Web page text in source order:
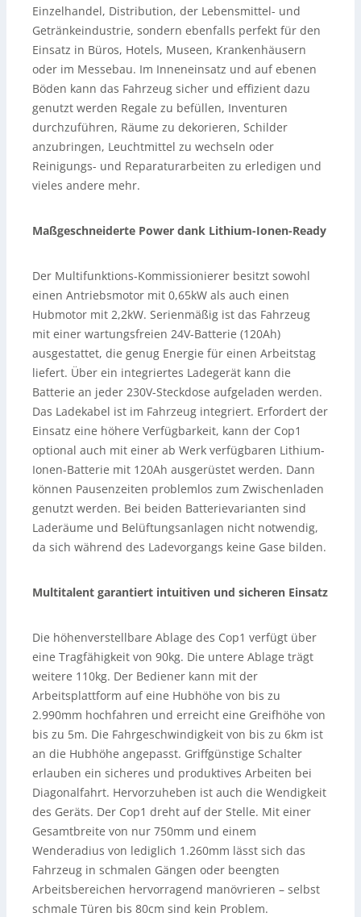
Einzelhandel, Distribution, der Lebensmittel- und
Getränkeindustrie, sondern ebenfalls perfekt für den
Einsatz in Büros, Hotels, Museen, Krankenhäusern
oder im Messebau. Im Inneneinsatz und auf ebenen
Böden kann das Fahrzeug sicher und effizient dazu
genutzt werden Regale zu befüllen, Inventuren
durchzuführen, Räume zu dekorieren, Schilder
anzubringen, Leuchtmittel zu wechseln oder
Reinigungs- und Reparaturarbeiten zu erledigen und
vieles andere mehr.
Maßgeschneiderte Power dank Lithium-Ionen-Ready
Der Multifunktions-Kommissionierer besitzt sowohl
einen Antriebsmotor mit 0,65kW als auch einen
Hubmotor mit 2,2kW. Serienmäßig ist das Fahrzeug
mit einer wartungsfreien 24V-Batterie (120Ah)
ausgestattet, die genug Energie für einen Arbeitstag
liefert. Über ein integriertes Ladegerät kann die
Batterie an jeder 230V-Steckdose aufgeladen werden.
Das Ladekabel ist im Fahrzeug integriert. Erfordert der
Einsatz eine höhere Verfügbarkeit, kann der Cop1
optional auch mit einer ab Werk verfügbaren Lithium-
Ionen-Batterie mit 120Ah ausgerüstet werden. Dann
können Pausenzeiten problemlos zum Zwischenladen
genutzt werden. Bei beiden Batterievarianten sind
Laderäume und Belüftungsanlagen nicht notwendig,
da sich während des Ladevorgangs keine Gase bilden.
Multitalent garantiert intuitiven und sicheren Einsatz
Die höhenverstellbare Ablage des Cop1 verfügt über
eine Tragfähigkeit von 90kg. Die untere Ablage trägt
weitere 110kg. Der Bediener kann mit der
Arbeitsplattform auf eine Hubhöhe von bis zu
2.990mm hochfahren und erreicht eine Greifhöhe von
bis zu 5m. Die Fahrgeschwindigkeit von bis zu 6km ist
an die Hubhöhe angepasst. Griffgünstige Schalter
erlauben ein sicheres und produktives Arbeiten bei
Diagonalfahrt. Hervorzuheben ist auch die Wendigkeit
des Geräts. Der Cop1 dreht auf der Stelle. Mit einer
Gesamtbreite von nur 750mm und einem
Wenderadius von lediglich 1.260mm lässt sich das
Fahrzeug in schmalen Gängen oder beengten
Arbeitsbereichen hervorragend manövrieren – selbst
schmale Türen bis 80cm sind kein Problem.